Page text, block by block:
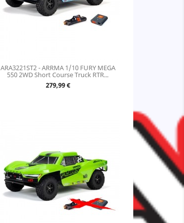
ARA3221ST2 - ARRMA 1/10 FURY MEGA
550 2WD Short Course Truck RTR...
Prix
279,99 €